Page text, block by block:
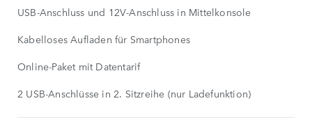
USB-Anschluss und 12V-Anschluss in Mittelkonsole
Kabelloses Aufladen für Smartphones
Online-Paket mit Datentarif
2 USB-Anschlüsse in 2. Sitzreihe (nur Ladefunktion)